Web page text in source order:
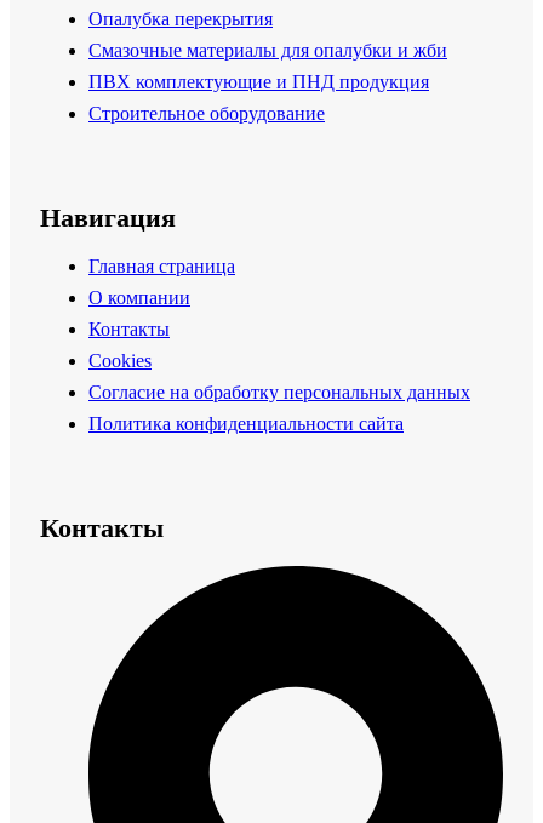
Опалубка перекрытия
Смазочные материалы для опалубки и жби
ПВХ комплектующие и ПНД продукция
Строительное оборудование
Навигация
Главная страница
О компании
Контакты
Cookies
Согласие на обработку персональных данных
Политика конфиденциальности сайта
Контакты